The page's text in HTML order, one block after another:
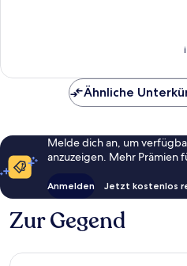
Ähnliche
Melde dich an, um
anzuzeigen. Mehr Prämien
Anmelden Jetzt kostenlos
Zur Gegend